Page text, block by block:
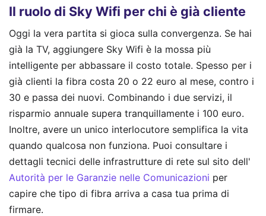
Il ruolo di Sky Wifi per chi è già cliente
Oggi la vera partita si gioca sulla convergenza. Se hai
già la TV, aggiungere Sky Wifi è la mossa più
intelligente per abbassare il costo totale. Spesso per i
già clienti la fibra costa 20 o 22 euro al mese, contro i
30 e passa dei nuovi. Combinando i due servizi, il
risparmio annuale supera tranquillamente i 100 euro.
Inoltre, avere un unico interlocutore semplifica la vita
quando qualcosa non funziona. Puoi consultare i
dettagli tecnici delle infrastrutture di rete sul sito dell'
Autorità per le Garanzie nelle Comunicazioni per
capire che tipo di fibra arriva a casa tua prima di
firmare.